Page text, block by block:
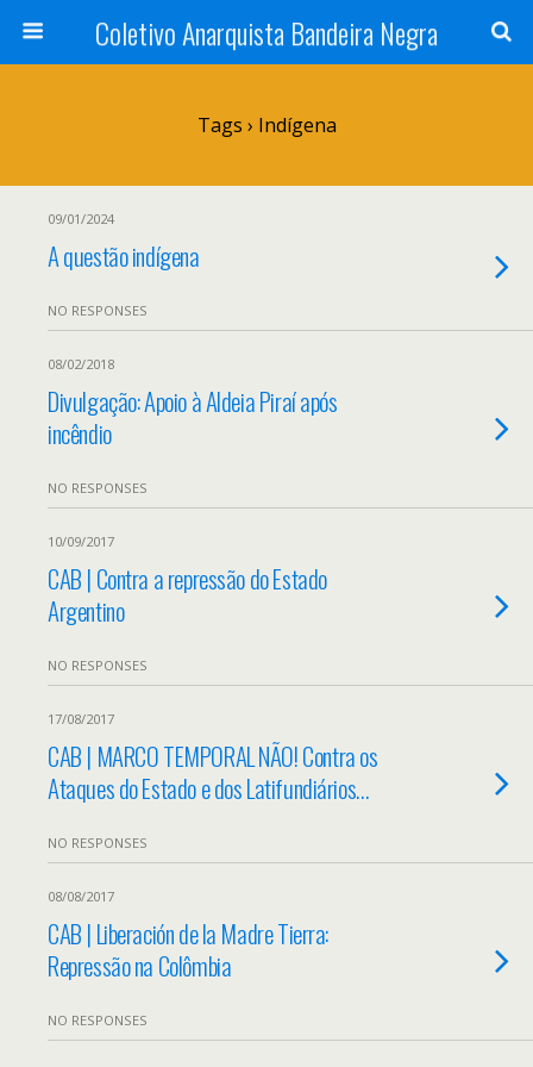
Coletivo Anarquista Bandeira Negra
Tags › Indígena
09/01/2024
A questão indígena
NO RESPONSES
08/02/2018
Divulgação: Apoio à Aldeia Piraí após
incêndio
NO RESPONSES
10/09/2017
CAB | Contra a repressão do Estado
Argentino
NO RESPONSES
17/08/2017
CAB | MARCO TEMPORAL NÃO! Contra os
Ataques do Estado e dos Latifundiários…
NO RESPONSES
08/08/2017
CAB | Liberación de la Madre Tierra:
Repressão na Colômbia
NO RESPONSES